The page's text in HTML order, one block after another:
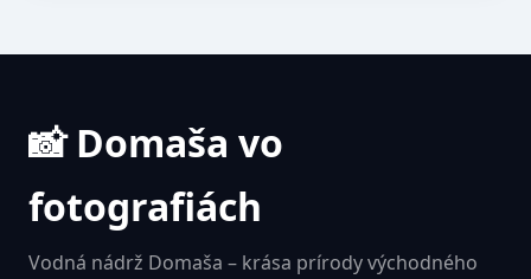
📸 Domaša vo
fotografiách
Vodná nádrž Domaša – krása prírody východného